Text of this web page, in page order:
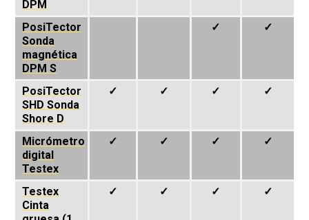
DPM
PosiTector
Sonda
magnética
DPM S
✓ ✓
PosiTector
SHD Sonda
Shore D
✓ ✓ ✓ ✓
Micrómetro
digital
Testex
✓ ✓ ✓ ✓
Testex
Cinta
✓ ✓ ✓ ✓